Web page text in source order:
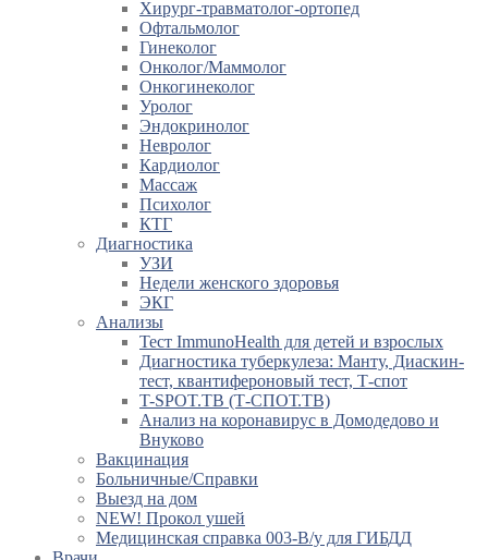
Хирург-травматолог-ортопед
Офтальмолог
Гинеколог
Онколог/Маммолог
Онкогинеколог
Уролог
Эндокринолог
Невролог
Кардиолог
Массаж
Психолог
КТГ
Диагностика
УЗИ
Недели женского здоровья
ЭКГ
Анализы
Тест ImmunoHealth для детей и взрослых
Диагностика туберкулеза: Манту, Диаскин-
тест, квантифероновый тест, Т-спот
T-SPOT.TB (Т-СПОТ.ТВ)
Анализ на коронавирус в Домодедово и
Внуково
Вакцинация
Больничные/Справки
Выезд на дом
NEW! Прокол ушей
Медицинская справка 003-В/у для ГИБДД